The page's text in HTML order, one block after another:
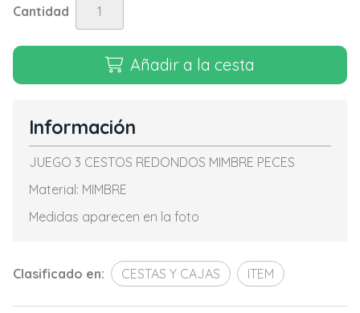
Cantidad
Añadir a la cesta
Información
JUEGO 3 CESTOS REDONDOS MIMBRE PECES
Material: MIMBRE
Medidas aparecen en la foto
Clasificado en: CESTAS Y CAJAS ITEM